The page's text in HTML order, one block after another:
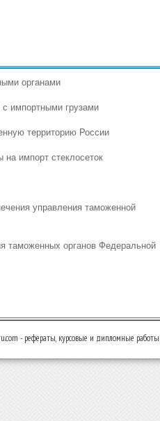
органами
импортными грузами
территорию России
импорт стеклосеток
управления таможенной
таможенных органов Федеральной
- рефераты, курсовые и дипломные работы